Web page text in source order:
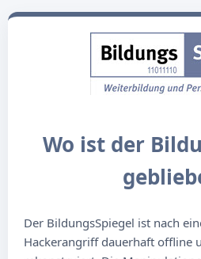
Wo ist der
Der BildungsSpiegel ist nach
Hackerangriff dauerhaft offline